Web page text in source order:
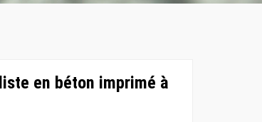
en béton imprimé à